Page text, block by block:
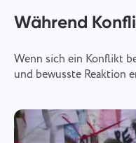
Während
Wenn sich ein Konflikt
und bewusste Reaktion